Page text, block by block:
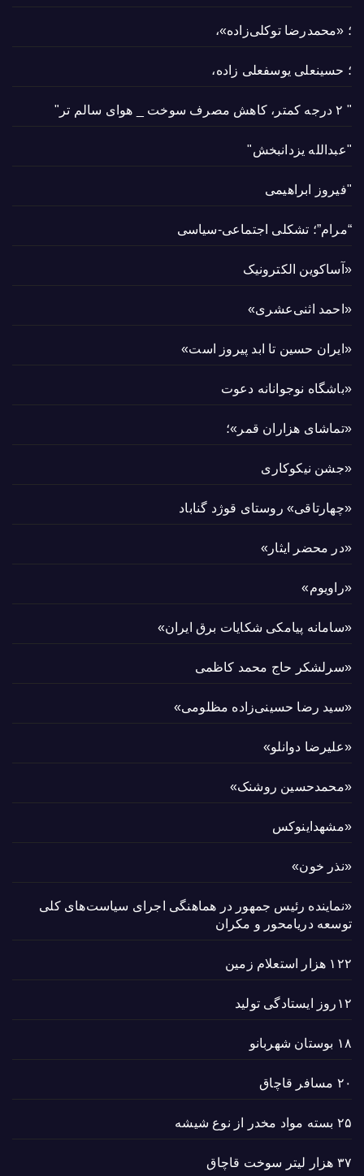
؛ «محمدرضا توکلی‌زاده»،
؛ حسینعلی یوسفعلی زاده،
" ۲ درجه کمتر، کاهش مصرف سوخت _ هوای سالم تر"
"عبدالله یزدانبخش"
"فیروز ابراهیمی
“مرام”؛ تشکلی اجتماعی-سیاسی
«آساکوین الکترونیک
«احمد اثنی‌عشری»
«ایران حسین تا ابد پیروز است»
«باشگاه نوجوانانه دعوت
«تماشای هزاران قمر»؛
«جشن نیکوکاری
«چهارتاقی» روستای قوژد گناباد
«در محضر ایثار»
«راویوم»
«سامانه پیامکی شکایات برق ایران»
«سرلشکر حاج محمد کاظمی
«سید رضا حسینی‌زاده مظلومی»
«علیرضا دوانلو»
«محمدحسین روشنک»
«مشهداینوکس
«نذر خون»
«نماینده رئیس جمهور در هماهنگی اجرای سیاست‌های کلی
توسعه دریامحور و مکران
۱۲۲ هزار استعلام زمین
۱۲روز ایستادگی تولید
۱۸ بوستان شهربانو
۲۰ مسافر قاچاق
۲۵ بسته مواد مخدر از نوع شیشه
۳۷ هزار لیتر سوخت قاچاق